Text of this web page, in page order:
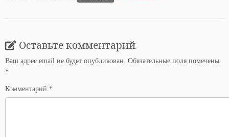
Оставьте комментарий
Ваш адрес email не будет опубликован. Обязательные поля помечены
*
Комментарий *